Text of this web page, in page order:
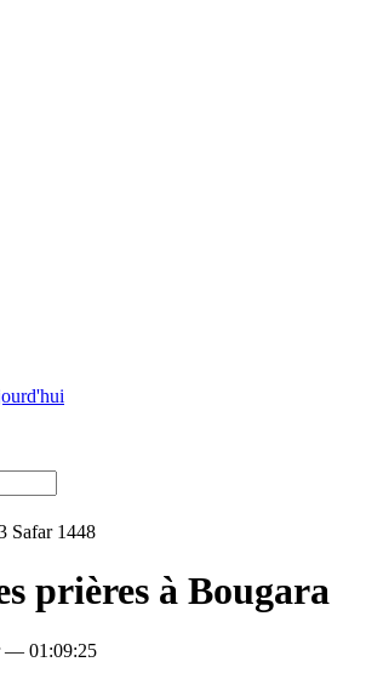
Safar 1448
prières à Bougara
— 01:09:25